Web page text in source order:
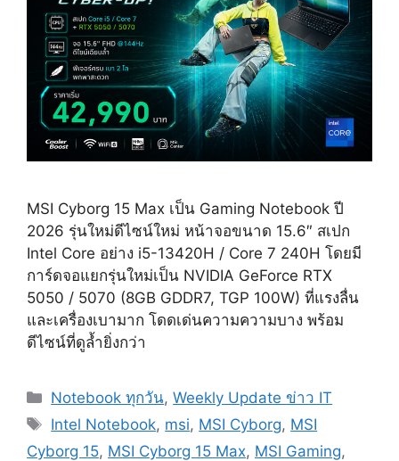
MSI Cyborg 15 Max เป็น Gaming Notebook ปี
2026 รุ่นใหม่ดีไซน์ใหม่ หน้าจอขนาด 15.6″ สเปก
Intel Core อย่าง i5-13420H / Core 7 240H โดยมี
การ์ดจอแยกรุ่นใหม่เป็น NVIDIA GeForce RTX
5050 / 5070 (8GB GDDR7, TGP 100W) ที่แรงลื่น
และเครื่องเบามาก โดดเด่นความความบาง พร้อม
ดีไซน์ที่ดูล้ำยิ่งกว่า
Categories
Notebook ทุกวัน,Weekly Update ข่าว IT
Tags
Intel Notebook, msi, MSI Cyborg, MSI
Cyborg 15, MSI Cyborg 15 Max, MSI Gaming,